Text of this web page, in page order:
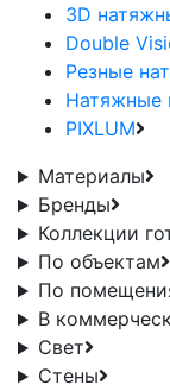
3D
Double
Резные
Натяжные
PIXLUM
Материалы
Бренды
Коллекции
По объектам
По
В
Свет
Стены